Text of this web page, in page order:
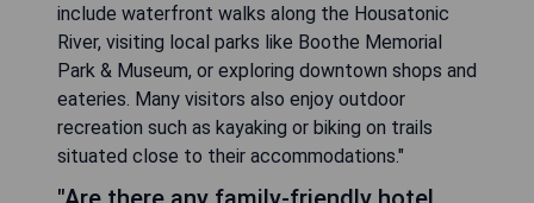
include waterfront walks along the Housatonic
River, visiting local parks like Boothe Memorial
Park & Museum, or exploring downtown shops and
eateries. Many visitors also enjoy outdoor
recreation such as kayaking or biking on trails
situated close to their accommodations."